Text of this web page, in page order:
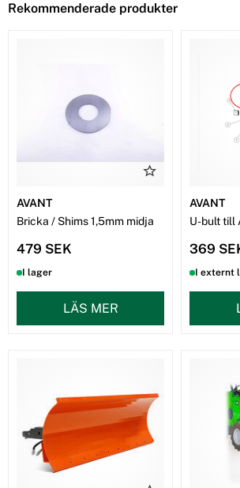
Rekommenderade produkter
AVANT
Bricka / Shims 1,5mm midja
479 SEK
I lager
LÄS MER
AVANT
U-bult till
369
I externt